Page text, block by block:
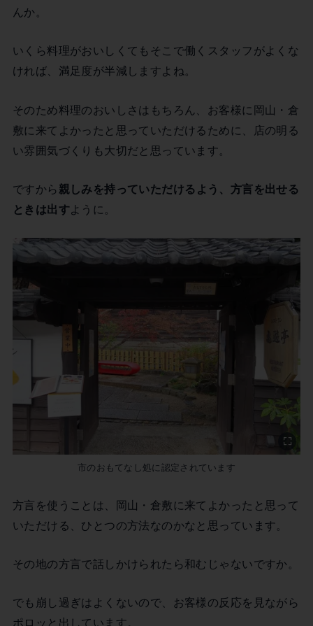
んか。
いくら料理がおいしくてもそこで働くスタッフがよくな
ければ、満足度が半減しますよね。
そのため料理のおいしさはもちろん、お客様に岡山・倉
敷に来てよかったと思っていただけるために、店の明る
い雰囲気づくりも大切だと思っています。
ですから 親しみを持っていただけるよう、方言を出せる
ときは出すように。
市のおもてなし処に認定されています
方言を使うことは、岡山・倉敷に来てよかったと思って
いただける、ひとつの方法なのかなと思っています。
その地の方言で話しかけられたら和むじゃないですか。
でも崩し過ぎはよくないので、お客様の反応を見ながら
ポロッと出しています。